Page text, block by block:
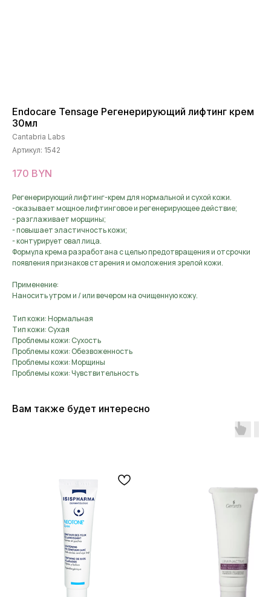
Endocare Tensage Регенерирующий лифтинг крем
30мл
Cantabria Labs
Артикул: 1542
170 BYN
Регенерирующий лифтинг-крем для нормальной и сухой кожи.
-оказывает мощное лифтинговое и регенерирующее действие;
- разглаживает морщины;
- повышает эластичность кожи;
- контурирует овал лица.
Формула крема разработана с целью предотвращения и отсрочки
появления признаков старения и омоложения зрелой кожи.
Применение:
Наносить утром и / или вечером на очищенную кожу.
Тип кожи: Нормальная
Тип кожи: Сухая
Проблемы кожи: Сухость
Проблемы кожи: Обезвоженность
Проблемы кожи: Морщины
Проблемы кожи: Чувствительность
Вам также будет интересно